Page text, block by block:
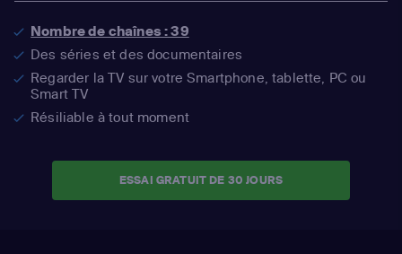
Nombre de chaînes : 39
Des séries et des documentaires
Regarder la TV sur votre Smartphone, tablette, PC ou
Smart TV
Résiliable à tout moment
ESSAI GRATUIT DE 30 JOURS